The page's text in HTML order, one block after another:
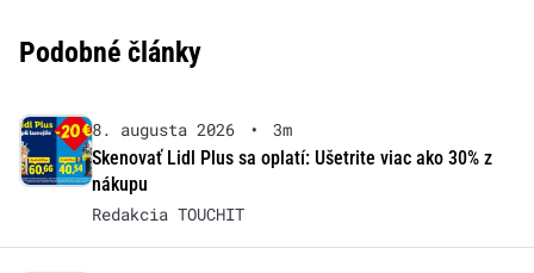
Podobné články
8. augusta 2026 •
3m
Skenovať Lidl Plus sa oplatí: Ušetrite viac ako 30% z
nákupu
Redakcia TOUCHIT